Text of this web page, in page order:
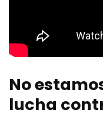
No
lucha